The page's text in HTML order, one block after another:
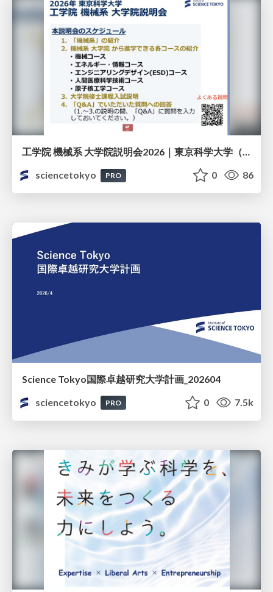
工学院 機械系 大学院説明会2026｜東京科学大学（Science Tokyo）
sciencetokyo
PRO 0 86
Science Tokyo国際卓越研究大学計画_202604
sciencetokyo
PRO 0 7.5k